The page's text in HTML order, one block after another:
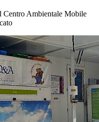
Centro Ambientale Mobile